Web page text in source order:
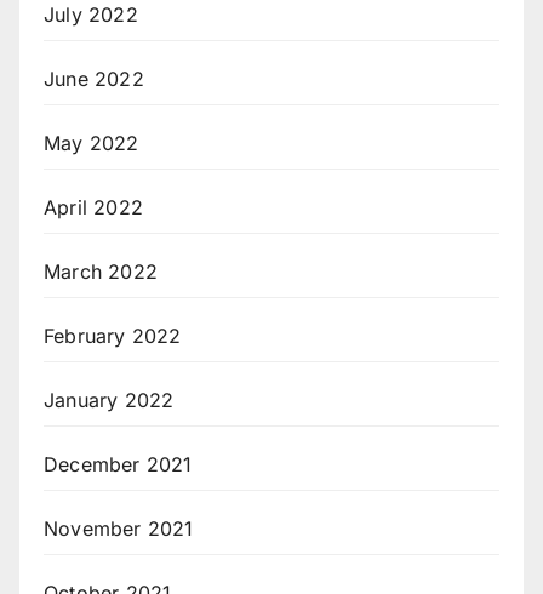
July 2022
June 2022
May 2022
April 2022
March 2022
February 2022
January 2022
December 2021
November 2021